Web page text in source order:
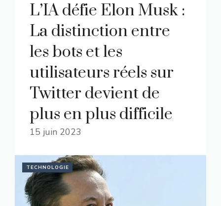
L’IA défie Elon Musk :
La distinction entre
les bots et les
utilisateurs réels sur
Twitter devient de
plus en plus difficile
15 juin 2023
TECHNOLOGIE